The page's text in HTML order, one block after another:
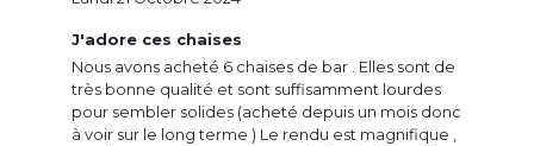
J'adore ces chaises
Nous avons acheté 6 chaises de bar . Elles sont de
très bonne qualité et sont suffisamment lourdes
pour sembler solides (acheté depuis un mois donc
à voir sur le long terme ) Le rendu est magnifique ,